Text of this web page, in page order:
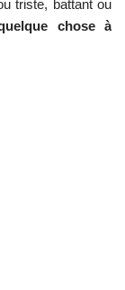
triste, battant ou
chose à